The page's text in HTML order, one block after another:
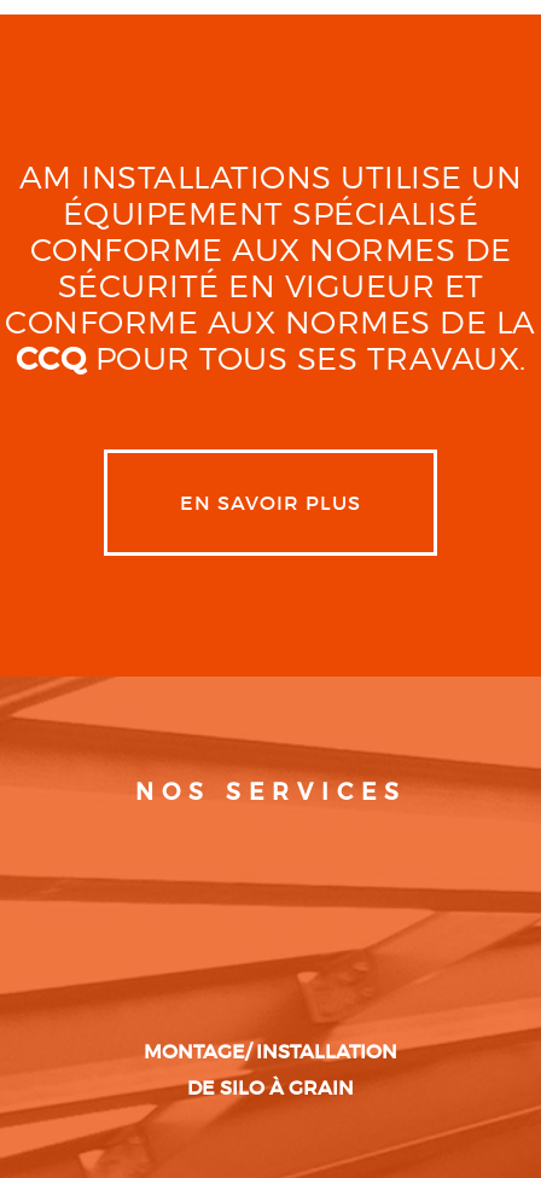
AM INSTALLATIONS UTILISE UN
ÉQUIPEMENT SPÉCIALISÉ
CONFORME AUX NORMES DE
SÉCURITÉ EN VIGUEUR ET
CONFORME AUX NORMES DE LA
CCQPOUR TOUS SES TRAVAUX.
EN SAVOIR PLUS
NOS SERVICES
MONTAGE/ INSTALLATION
DE SILO À GRAIN